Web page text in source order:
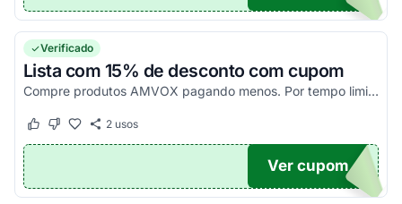
Verificado
Lista com 15% de desconto com cupom
Compre produtos AMVOX pagando menos. Por tempo limitado.
Este cupom funcionou
Este cupom não funcionou
2usos
OX
Ver cupom